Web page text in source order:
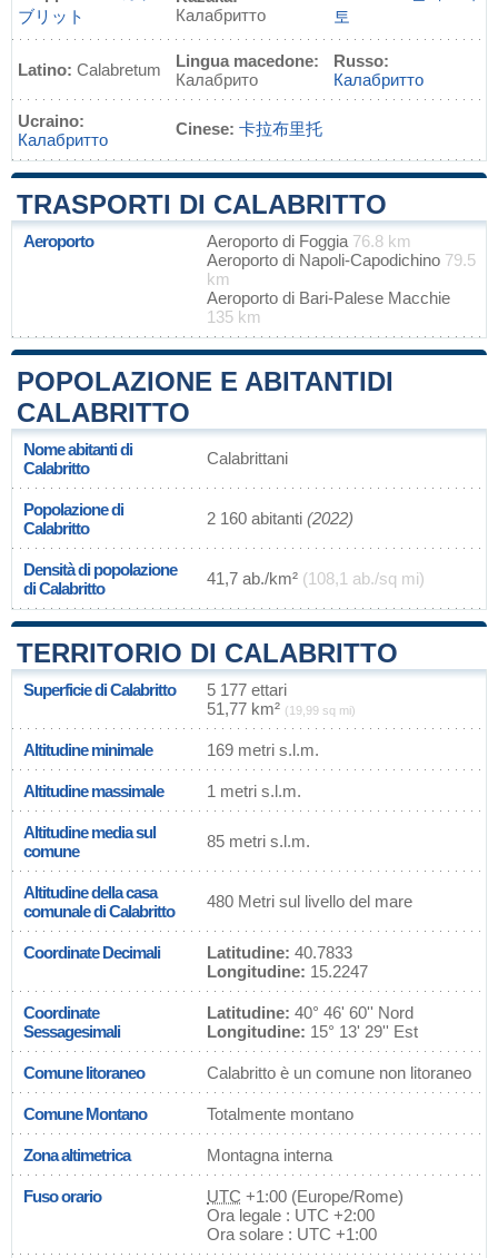
ブリット
Калабритто
토
Latino: Calabretum
Lingua macedone:
Калабрито
Russo:
Калабритто
Ucraino:
Калабритто
Cinese: 卡拉布里托
TRASPORTI DI CALABRITTO
Aeroporto Aeroporto di Foggia 76.8 km
Aeroporto di Napoli-Capodichino 79.5
km
Aeroporto di Bari-Palese Macchie
135 km
POPOLAZIONE E ABITANTIDI
CALABRITTO
Nome abitanti di
Calabritto
Calabrittani
Popolazione di
Calabritto
2 160 abitanti (2022)
Densità di popolazione
di Calabritto
41,7 ab./km² (108,1 ab./sq mi)
TERRITORIO DI CALABRITTO
Superficie di Calabritto
5 177 ettari
51,77 km² (19,99 sq mi)
Altitudine minimale 169 metri s.l.m.
Altitudine massimale 1 metri s.l.m.
Altitudine media sul
comune
85 metri s.l.m.
Altitudine della casa
comunale di Calabritto
480 Metri sul livello del mare
Coordinate Decimali Latitudine: 40.7833
Longitudine: 15.2247
Coordinate
Sessagesimali
Latitudine: 40° 46' 60'' Nord
Longitudine: 15° 13' 29'' Est
Comune litoraneo Calabritto è un comune non litoraneo
Comune Montano Totalmente montano
Zona altimetrica Montagna interna
Fuso orario UTC +1:00 (Europe/Rome)
Ora legale : UTC +2:00
Ora solare : UTC +1:00